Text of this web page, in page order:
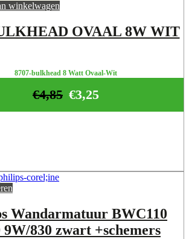
winkelwagen
OVAAL 8W WIT
8707-bulkhead 8 Watt Ovaal-Wit
€3,25
€4,85
Wandarmatuur BWC110
830 zwart +schemers